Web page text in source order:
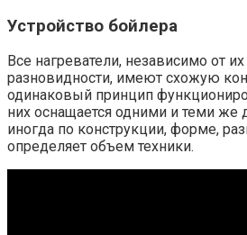
Устройство бойлера
Все нагреватели, независимо от
разновидности, имеют схожую
одинаковый принцип
них оснащается одними и теми же
иногда по конструкции, форме,
определяет объем техники.